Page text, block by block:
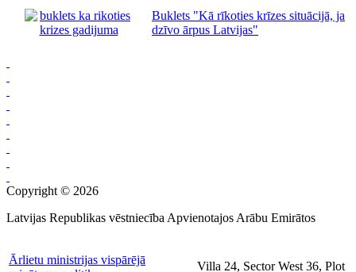
Buklets "Kā rīkoties krīzes situācijā, ja
dzīvo ārpus Latvijas"
Copyright © 2026
Latvijas Republikas vēstniecība Apvienotajos Arābu Emirātos
Ārlietu ministrijas vispārējā
Villa 24, Sector West 36, Plot